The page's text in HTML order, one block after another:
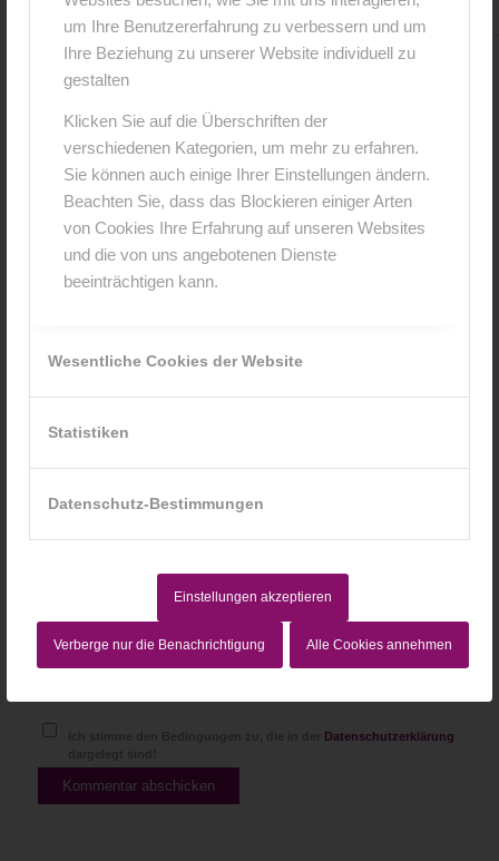
um Ihre Benutzererfahrung zu verbessern und um
Ihre Beziehung zu unserer Website individuell zu
gestalten
Klicken Sie auf die Überschriften der
verschiedenen Kategorien, um mehr zu erfahren.
Sie können auch einige Ihrer Einstellungen ändern.
Beachten Sie, dass das Blockieren einiger Arten
von Cookies Ihre Erfahrung auf unseren Websites
und die von uns angebotenen Dienste
beeinträchtigen kann.
Wesentliche Cookies der Website
Statistiken
Datenschutz-Bestimmungen
Einstellungen akzeptieren
Verberge nur die Benachrichtigung Alle Cookies annehmen
KOMMENTARE
Hinterlasse einen Kommentar
An der Diskussion beteiligen?
Datenschutzerklärung